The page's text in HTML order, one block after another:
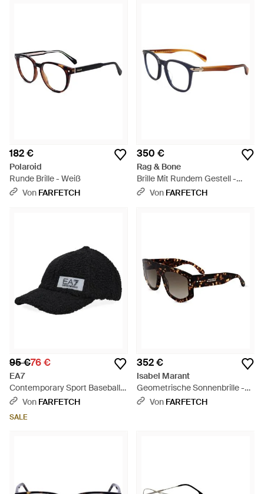
182 €
Polaroid
Runde Brille - Weiß
Von FARFETCH
350 €
Rag & Bone
Brille Mit Rundem Gestell -
WeißVon FARFETCH
95 €76 €
EA7
Contemporary Sport Baseball-
Baseballkappe Mit Shearling-
Von FARFETCH
SALE
352 €
Isabel Marant
Geometrische Sonnenbrille -
Braun
Von FARFETCH